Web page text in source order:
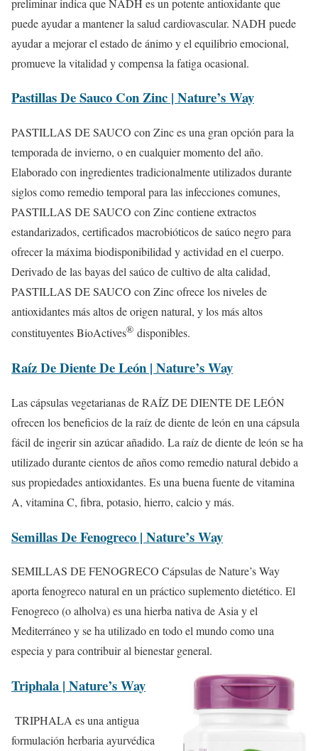
puede ayudar a mantener la salud cardiovascular. NADH puede
ayudar a mejorar el estado de ánimo y el equilibrio emocional,
promueve la vitalidad y compensa la fatiga ocasional.
Pastillas De Sauco Con Zinc | Nature’s Way
PASTILLAS DE SAUCO con Zinc es una gran opción para la
temporada de invierno, o en cualquier momento del año.
Elaborado con ingredientes tradicionalmente utilizados durante
siglos como remedio temporal para las infecciones comunes,
PASTILLAS DE SAUCO con Zinc contiene extractos
estandarizados, certificados macrobióticos de saúco negro para
ofrecer la máxima biodisponibilidad y actividad en el cuerpo.
Derivado de las bayas del saúco de cultivo de alta calidad,
PASTILLAS DE SAUCO con Zinc ofrece los niveles de
antioxidantes más altos de origen natural, y los más altos
constituyentes BioActives® disponibles.
Raíz De Diente De León | Nature’s Way
Las cápsulas vegetarianas de RAÍZ DE DIENTE DE LEÓN
ofrecen los beneficios de la raíz de diente de león en una cápsula
fácil de ingerir sin azúcar añadido. La raíz de diente de león se ha
utilizado durante cientos de años como remedio natural debido a
sus propiedades antioxidantes. Es una buena fuente de vitamina
A, vitamina C, fibra, potasio, hierro, calcio y más.
Semillas De Fenogreco | Nature’s Way
SEMILLAS DE FENOGRECO Cápsulas de Nature’s Way
aporta fenogreco natural en un práctico suplemento dietético. El
Fenogreco (o alholva) es una hierba nativa de Asia y el
Mediterráneo y se ha utilizado en todo el mundo como una
especia y para contribuir al bienestar general.
Triphala | Nature’s Way
TRIPHALA es una antigua
formulación herbaria ayurvédica